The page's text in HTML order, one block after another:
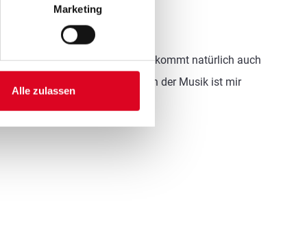
Marketing
Alle zulassen
die Melodie nicht zu kurz kommt natürlich auch
Stücke. Die Freude an der Musik ist mir